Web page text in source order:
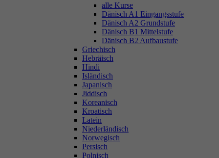
alle Kurse
Dänisch A1 Eingangsstufe
Dänisch A2 Grundstufe
Dänisch B1 Mittelstufe
Dänisch B2 Aufbaustufe
Griechisch
Hebräisch
Hindi
Isländisch
Japanisch
Jiddisch
Koreanisch
Kroatisch
Latein
Niederländisch
Norwegisch
Persisch
Polnisch